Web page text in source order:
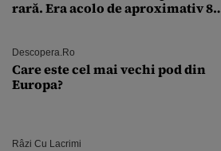
rară. Era acolo de aproximativ 80
Descopera.ro
Care este cel mai vechi pod din
Europa?
Râzi Cu Lacrimi